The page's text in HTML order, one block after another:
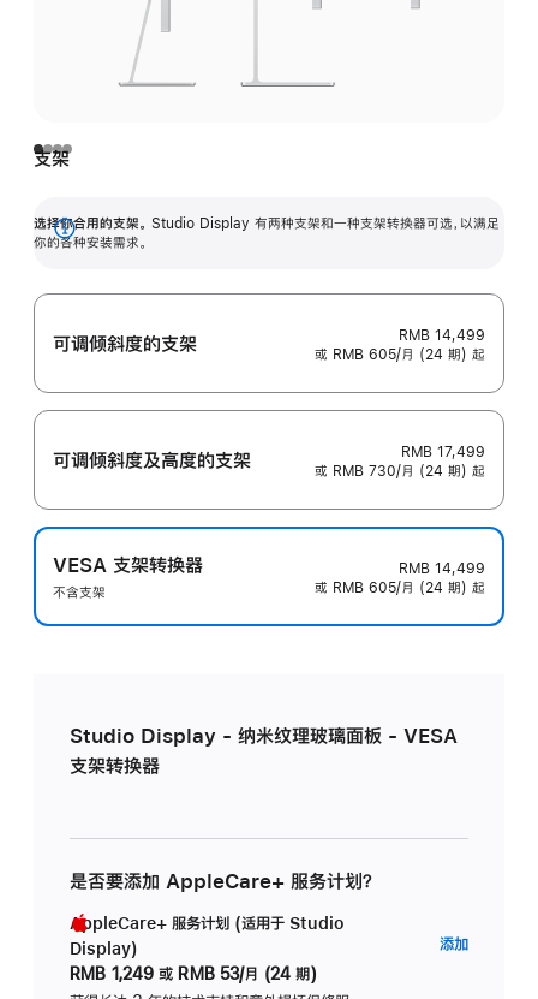
支架
选择你合用的支架。 Studio Display 有两种支架和一种支架转换器可选，以满足
你的各种安装需求。
展
可调倾斜度的支架
RMB 14,499
或 RMB 605/月 (24 期) 起
可调倾斜度及高‍度的支‍架
RMB 17,499
或 RMB 730/月 (24 期) 起
VESA 支架转换器
不含支架
RMB 14,499
或 RMB 605/月 (24 期) 起
Studio Display - 纳米纹理玻璃面板 - VESA
支架转换器
是否要添加 AppleCare+ 服务计划？
AppleCare+ 服务计划 (适用于 Studio
Display)
RMB 1,249 或 RMB 53/月 (24 期)
添加